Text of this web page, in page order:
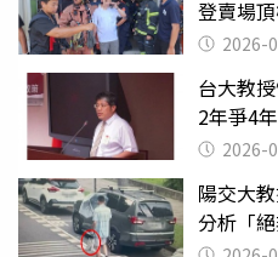
登賣場
2026-
台大教
2年爭4
2026-
陽交大
分析「
行詭異